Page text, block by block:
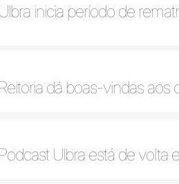
Ulbra inicia período de
Reitoria dá boas-vindas aos
Podcast Ulbra está de volta